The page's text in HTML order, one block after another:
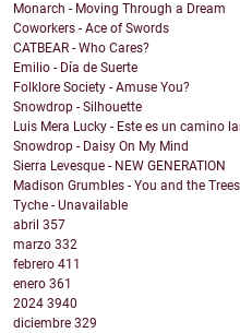
Monarch - Moving Through a Dream
Coworkers - Ace of Swords
CATBEAR - Who Cares?
Emilio - Día de Suerte
Folklore Society - Amuse You?
Snowdrop - Silhouette
Luis Mera Lucky - Este es un camino
Snowdrop - Daisy On My Mind
Sierra Levesque - NEW GENERATION
Madison Grumbles - You and the Trees
Tyche - Unavailable
abril 357
marzo 332
febrero 411
enero 361
2024 3940
diciembre 329